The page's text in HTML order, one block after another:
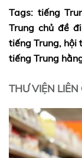
Tags: tiếng
Trung chủ đề
tiếng Trung, hội
tiếng Trung
THƯ VIỆN LIÊN